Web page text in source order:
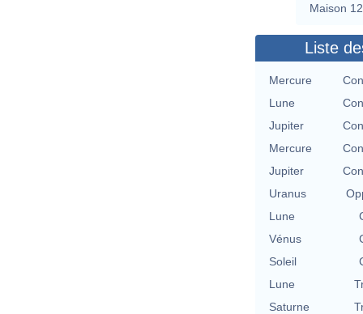
Maison 12
Liste
Mercure
Lune
Jupiter
Mercure
Jupiter
Uranus
Lune
Vénus
Soleil
Lune
Saturne